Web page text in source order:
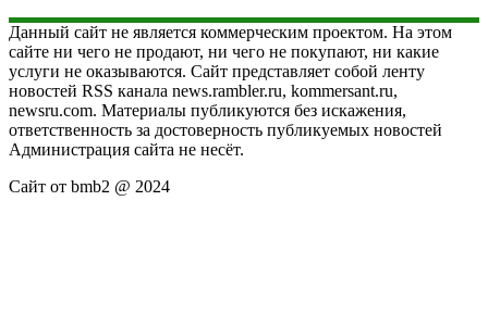
Данный сайт не является коммерческим проектом. На этом
сайте ни чего не продают, ни чего не покупают, ни какие
услуги не оказываются. Сайт представляет собой ленту
новостей RSS канала news.rambler.ru, kommersant.ru,
newsru.com. Материалы публикуются без искажения,
ответственность за достоверность публикуемых новостей
Администрация сайта не несёт.
Сайт от bmb2 @ 2024